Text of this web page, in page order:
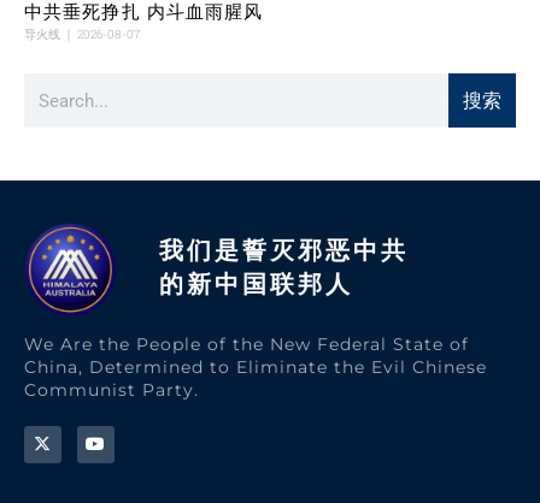
中共垂死挣扎 内斗血雨腥风
导火线 2026-08-07
搜索
我们是誓灭邪恶中共
的新中国联邦人​
We Are the People of the New Federal State of
China, Determined to Eliminate the Evil Chinese
Communist Party.